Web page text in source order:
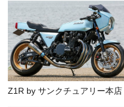
Z1R by サンクチュアリー本店